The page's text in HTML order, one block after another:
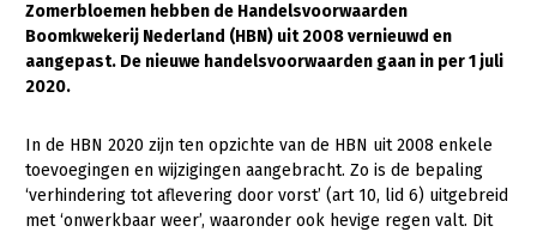
Transitiepaden
Thema’s
Gezonde dieren
Natuur, klimaat en energie
Zomerbloemen hebben de Handelsvoorwaarden
Boomkwekerij Nederland (HBN) uit 2008 vernieuwd en
aangepast. De nieuwe handelsvoorwaarden gaan in per 1 juli
2020.
In de HBN 2020 zijn ten opzichte van de HBN uit 2008 enkele
toevoegingen en wijzigingen aangebracht. Zo is de bepaling
‘verhindering tot aflevering door vorst’ (art 10, lid 6) uitgebreid
met ‘onwerkbaar weer’, waaronder ook hevige regen valt. Dit